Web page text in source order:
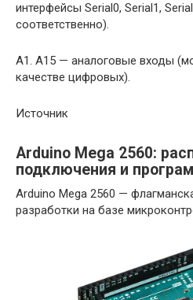
интерфейсы Serial0, Serial1,
соответственно).
A1. A15 — аналоговые входы
качестве цифровых).
Источник
Arduino Mega 2560:
подключения и
Arduino Mega 2560 —
разработки на базе